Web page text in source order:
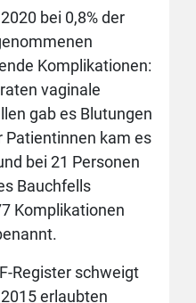
2020 bei 0,8% der
Komplikationen:
vaginale
gab es Blutungen
Patientinnen kam es
bei 21 Personen
Bauchfells
Komplikationen
Register schweigt
erlaubten